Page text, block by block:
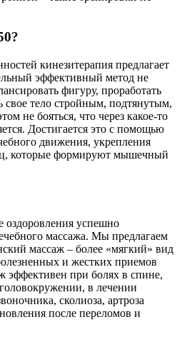
кинезитерапия предлагает
эффективный метод не
фигуру, проработать
свое тело стройным, подтянутым,
не бояться, что через какое-то
Достигается это с помощью
движения, укрепления
которые формируют мышечный
оздоровления успешно
массажа. Мы предлагаем
массаж – более «мягкий» вид
и жестких приемов
эффективен при болях в спине,
в лечении
сколиоза, артроза
после переломов и